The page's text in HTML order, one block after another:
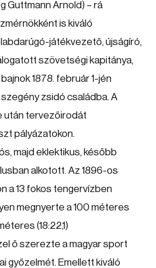
Guttmann Arnold) – rá
is kiváló
játékvezető, újságíró,
szövetségi kapitánya,
1878. február 1-jén
zsidó családba. A
után tervezőirodát
pályázatokon.
majd eklektikus, később
alkotott. Az 1896-os
a 13 fokos tengervízben
megnyerte a 100 méteres
(18:22,1)
ő szerezte a magyar sport
győzelmét. Emellett kiváló